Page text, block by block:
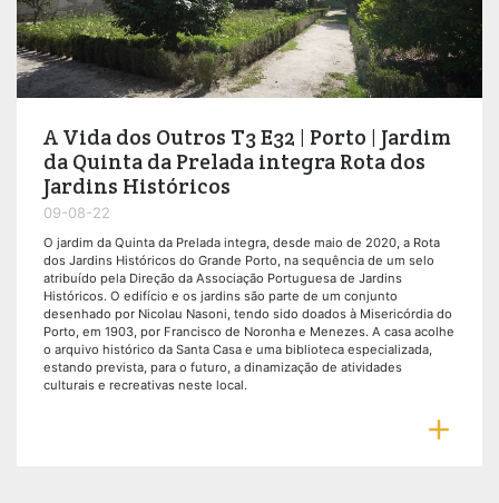
A Vida dos Outros T3 E32 | Porto | Jardim
da Quinta da Prelada integra Rota dos
Jardins Históricos
09-08-22
O jardim da Quinta da Prelada integra, desde maio de 2020, a Rota
dos Jardins Históricos do Grande Porto, na sequência de um selo
atribuído pela Direção da Associação Portuguesa de Jardins
Históricos. O edifício e os jardins são parte de um conjunto
desenhado por Nicolau Nasoni, tendo sido doados à Misericórdia do
Porto, em 1903, por Francisco de Noronha e Menezes. A casa acolhe
o arquivo histórico da Santa Casa e uma biblioteca especializada,
estando prevista, para o futuro, a dinamização de atividades
culturais e recreativas neste local.
